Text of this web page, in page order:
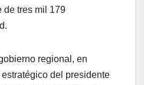
de tres mil 179
regional, en
del presidente